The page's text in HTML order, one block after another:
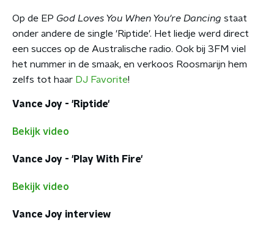
Op de EP God Loves You When You're Dancing staat
onder andere de single 'Riptide'. Het liedje werd direct
een succes op de Australische radio. Ook bij 3FM viel
het nummer in de smaak, en verkoos Roosmarijn hem
zelfs tot haar DJ Favorite!
Vance Joy - 'Riptide'
Bekijk video
Vance Joy - 'Play With Fire'
Bekijk video
Vance Joy interview